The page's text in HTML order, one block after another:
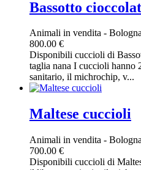
Bassotto
Animali in vendita -
800.00 €
Disponibili cuccioli di
taglia nana I cuccioli hanno
sanitario, il michrochip, v...
Maltese cuccioli
Animali in vendita -
700.00 €
Disponibili cuccioli di